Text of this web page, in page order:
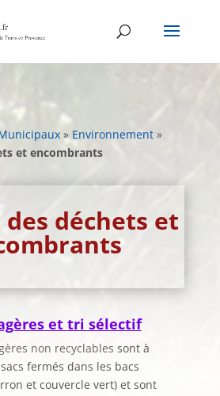
» Environnement»
et encombrants
déchets et
et tri sélectif
non recyclables sont à
fermés dans les bacs
et couvercle vert) et sont